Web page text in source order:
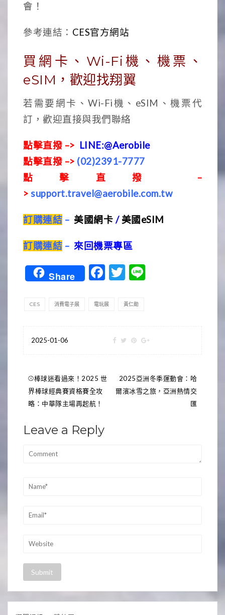
會！
參考連結： CES官方網站
買網卡、Wi-Fi機、機票、
eSIM，歡迎找翔翼
若需要網卡、Wi-Fi機、eSIM、機票代
訂，歡迎直接與我們聯絡
點擊直撥 –> LINE:@Aerobile
點擊直撥 –> (02)2391-7777
點擊直撥 –
> support.travel@aerobile.com.tw
訂購連結 – 美國網卡 / 美國eSIM
訂購連結 – 來回機票專區
Share Facebook
Twitter
Line
CES 消費電子展 電玩展 黃仁勛
2025-01-06
文
章
覽
⚾棒球迷看過來！2025 世
界棒球經典賽資格賽全攻
略：中華隊主場再起航！
2025亞洲冬季運動會：哈
爾濱冰雪之旅，亞洲熱情交
匯
Leave a Reply